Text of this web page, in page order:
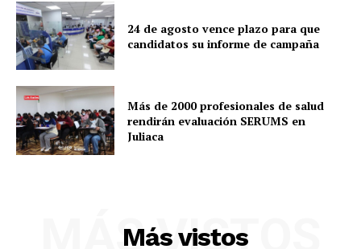
24 de agosto vence plazo para que
candidatos su informe de campaña
Más de 2000 profesionales de salud
rendirán evaluación SERUMS en
Juliaca
Más vistos
MÁS VISTOS